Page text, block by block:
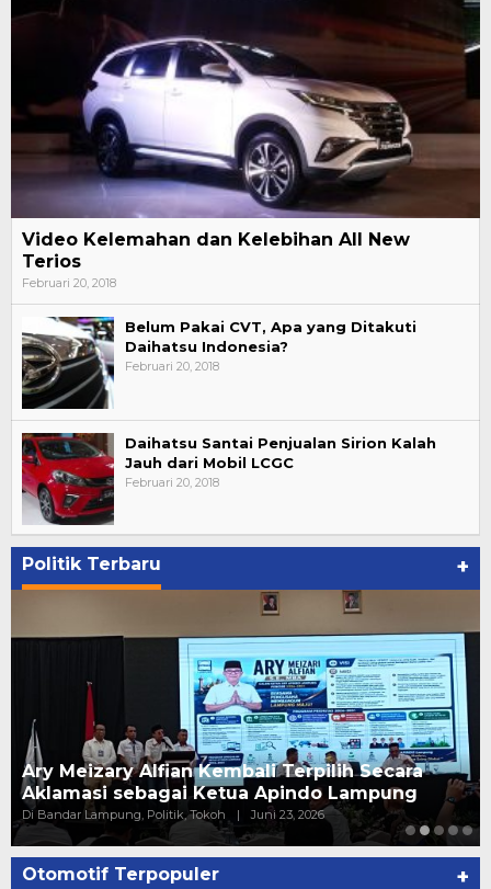
Video Kelemahan dan Kelebihan All New
Terios
Februari 20, 2018
Belum Pakai CVT, Apa yang Ditakuti
Daihatsu Indonesia?
Februari 20, 2018
Daihatsu Santai Penjualan Sirion Kalah
Jauh dari Mobil LCGC
Februari 20, 2018
Politik Terbaru +
Ary Meizary Alfian Kembali Terpilih Secara
Aklamasi sebagai Ketua Apindo Lampung
Di Bandar Lampung, Politik, Tokoh | Juni 23, 2026
Otomotif Terpopuler +